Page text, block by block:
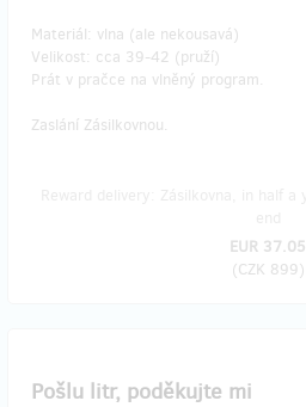
Materiál: vlna (ale nekousavá)
Velikost: cca 39-42 (pruží)
Prát v pračce na vlněný program.
Zaslání Zásilkovnou.
EUR 37.05
(CZK 899)
Pošlu litr, poděkujte mi